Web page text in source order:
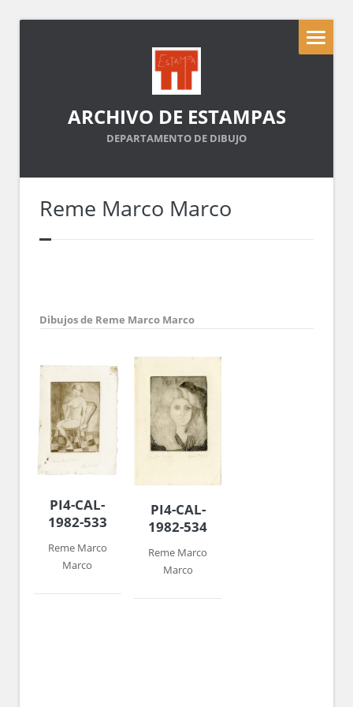
ARCHIVO DE ESTAMPAS
DEPARTAMENTO DE DIBUJO
Reme Marco Marco
Dibujos de Reme Marco Marco
PI4-CAL-
1982-533
Reme Marco
Marco
PI4-CAL-
1982-534
Reme Marco
Marco